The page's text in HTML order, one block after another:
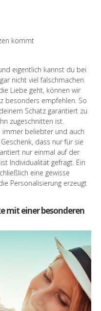
kommt
eigentlich kannst du bei
nicht viel falschmachen.
Liebe geht, können wir
besonders empfehlen. So
Schatz garantiert zu
zugeschnitten ist.
immer beliebter und auch
dass nur für sie
nur einmal auf der
Individualität gefragt. Ein
eine gewisse
Personalisierung erzeugt
mit einer besonderen